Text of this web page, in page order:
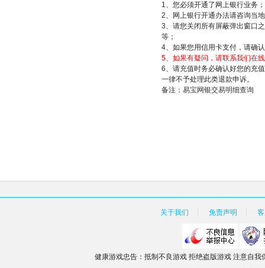
1、您必须开通了网上银行业务；
2、网上银行开通办法请咨询当
3、请您关闭所有屏蔽弹出窗口
等；
4、如果您用信用卡支付，请确
5、如果有疑问，请联系我们在
6、请充值时务必确认好您的充
一律不予处理此类退款申诉。
备注： 易宝网银交易明细查询
关于我们 免责声明
健康游戏忠告：抵制不良游戏 拒绝盗版游戏 注意自